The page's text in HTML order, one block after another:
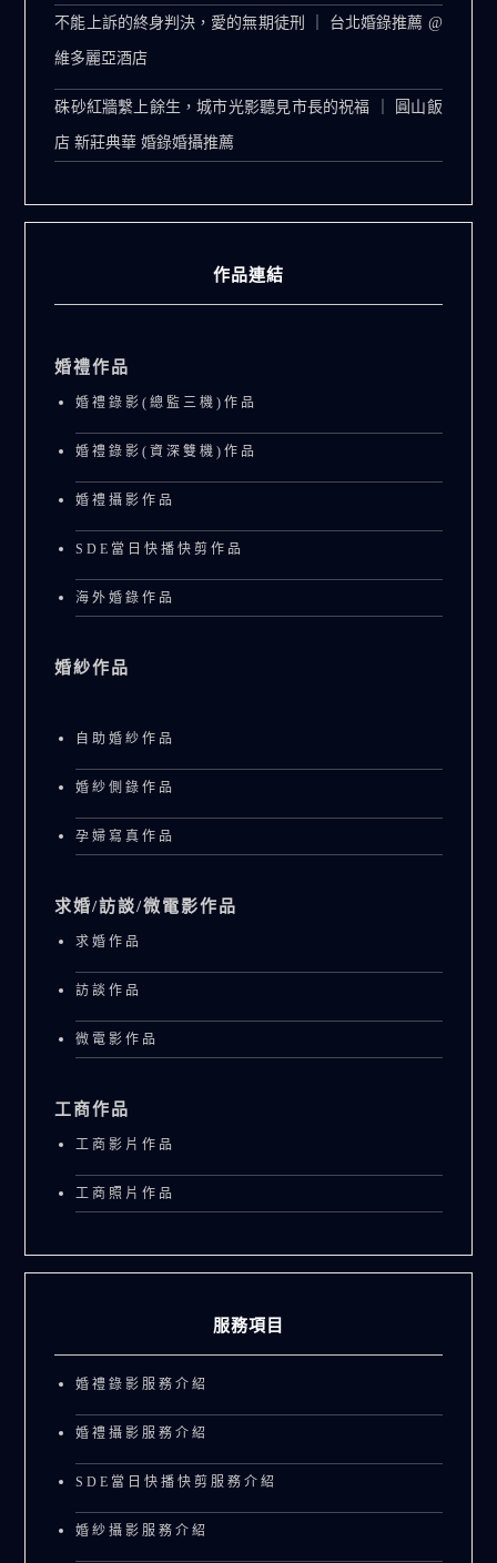
不能上訴的終身判決，愛的無期徒刑 ｜ 台北婚錄推薦 @
維多麗亞酒店
硃砂紅牆繫上餘生，城市光影聽見市長的祝福 ｜ 圓山飯
店 新莊典華 婚錄婚攝推薦
作品連結
婚禮作品
婚禮錄影(總監三機)作品
婚禮錄影(資深雙機)作品
婚禮攝影作品
SDE當日快播快剪作品
海外婚錄作品
婚紗作品
自助婚紗作品
婚紗側錄作品
孕婦寫真作品
求婚/訪談/微電影作品
求婚作品
訪談作品
微電影作品
工商作品
工商影片作品
工商照片作品
服務項目
婚禮錄影服務介紹
婚禮攝影服務介紹
SDE當日快播快剪服務介紹
婚紗攝影服務介紹